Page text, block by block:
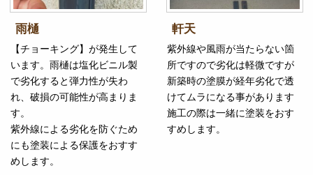
雨樋
【チョーキング】が発生して
います。雨樋は塩化ビニル製
で劣化すると弾力性が失わ
れ、破損の可能性が高まりま
す。
紫外線による劣化を防ぐため
にも塗装による保護をおすす
めします。
軒天
紫外線や風雨が当たらない箇
所ですので劣化は軽微ですが
新築時の塗膜が経年劣化で透
けてムラになる事があります
施工の際は一緒に塗装をおす
すめします。